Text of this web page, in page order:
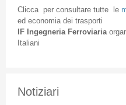
Cliccaper consultare tuttele
ed economia dei trasporti
IF Ingegneria Ferroviaria
Italiani
Notiziari